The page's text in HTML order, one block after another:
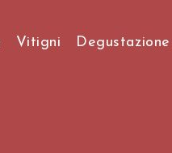
Vitigni Degustazione